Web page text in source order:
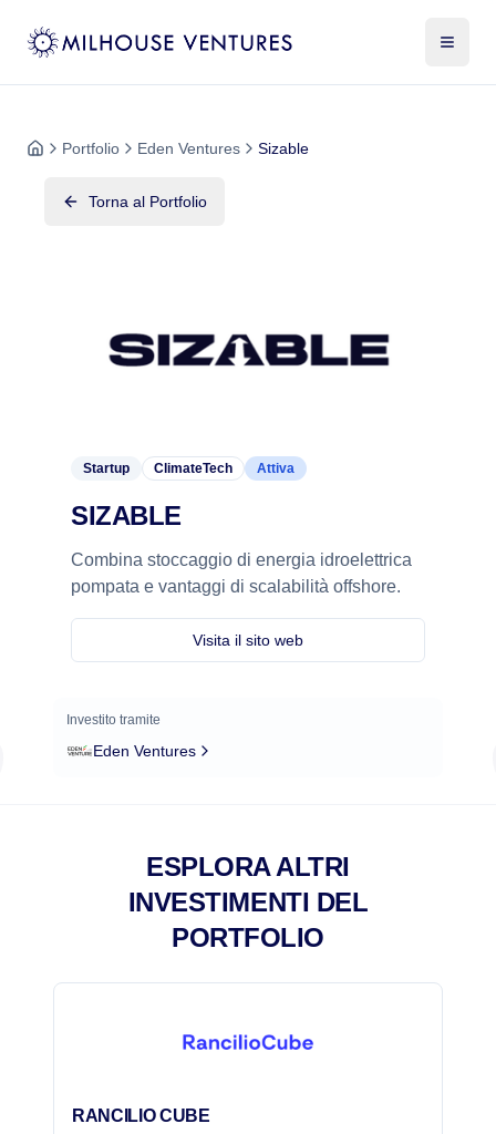
Portfolio Eden Ventures Sizable
Torna al Portfolio
Startup ClimateTech Attiva
SIZABLE
Combina stoccaggio di energia idroelettrica
pompata e vantaggi di scalabilità offshore.
Visita il sito web
Investito tramite
Eden Ventures
ESPLORA ALTRI
INVESTIMENTI DEL
PORTFOLIO
RANCILIO CUBE